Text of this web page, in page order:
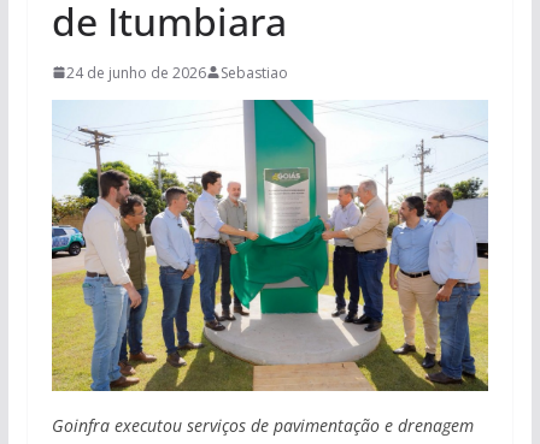
de Itumbiara
24 de junho de 2026 Sebastiao
Goinfra executou serviços de pavimentação e drenagem